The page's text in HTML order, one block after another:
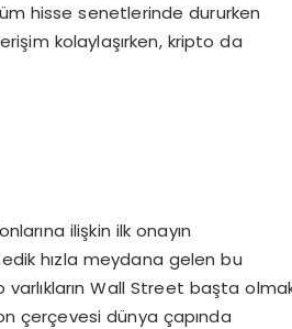
hisse senetlerinde dururken
kolaylaşırken, kripto da
ilişkin ilk onayın
hızla meydana gelen bu
Wall Street başta
çerçevesi dünya çapında